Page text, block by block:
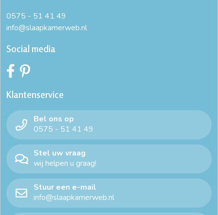
0575 - 51 41 49
info@slaapkamerweb.nl
Social media
Klantenservice
Bel ons op
0575 - 51 41 49
Stel uw vraag
wij helpen u graag!
Stuur een e-mail
info@slaapkamerweb.nl